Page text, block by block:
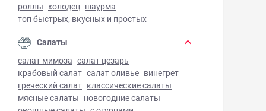
роллы холодец шаурма
топ быстрых, вкусных и простых
Салаты
салат мимоза салат цезарь
крабовый салат салат оливье винегрет
греческий салат классические салаты
мясные салаты новогодние салаты